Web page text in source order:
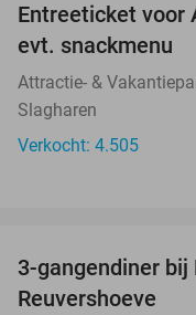
Entreeticket voor
evt. snackmenu
Attractie- &
Slagharen
Verkocht: 4.505
3-gangendiner bij
Reuvershoeve